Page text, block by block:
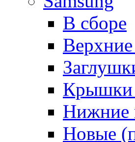
В сборе
Крышки
Нижние
Новые